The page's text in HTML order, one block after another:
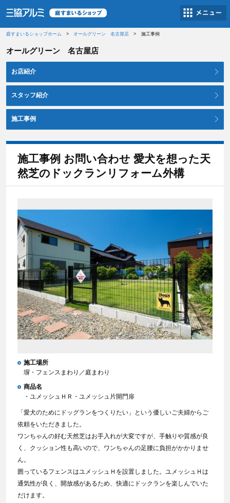
庭すまいるショップホーム オールグリーン 名古屋店 施工事例
オールグリーン 名古屋店
お店紹介
スタッフ紹介
施工事例
施工事例 お問い合わせ 愛犬を想った天
然芝のドックランリフォーム外構
施工場所
塀・フェンスまわり／庭まわり
商品名
・ユメッシュＨＲ・ユメッシュ片開門扉
「愛犬のためにドッグランをつくりたい」という優しいご夫婦からご
依頼をいただきました。
ワンちゃんの好む天然芝はお手入れが大変ですが、手触りや質感が良
く、クッション性も高いので、ワンちゃんの足腰に負担がかかりませ
ん。
囲っているフェンスはユメッシュＨを設置しました。ユメッシュＨは
通気性が良く、開放感があるため、快適にドックランを楽しんでいた
だけます。